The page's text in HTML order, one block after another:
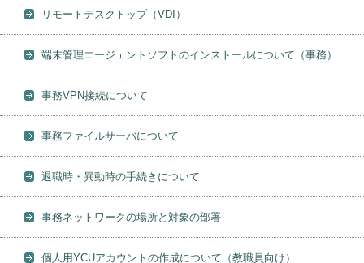
リモートデスクトップ（VDI）
端末管理エージェントソフトのインストールについて（事務）
事務VPN接続について
事務ファイルサーバについて
退職時・異動時の手続きについて
事務ネットワークの場所と対象の部署
個人用YCUアカウントの作成について（教職員向け）